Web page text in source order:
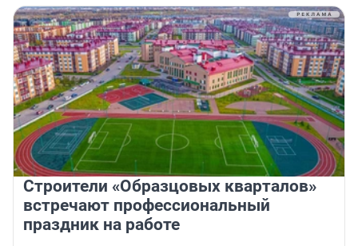
Строители «Образцовых кварталов»
встречают профессиональный
праздник на работе